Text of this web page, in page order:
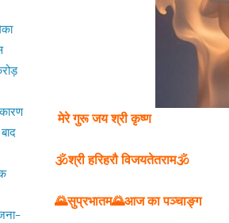
मेरे गुरू जय श्री कृष्ण
🕉श्री हरिहरौ विजयतेतराम🕉
🌄सुप्रभातम🌄आज का पञ्चाङ्ग